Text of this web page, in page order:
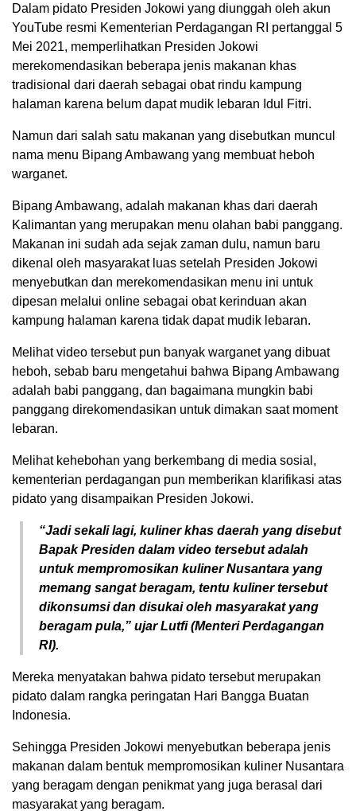
Dalam pidato Presiden Jokowi yang diunggah oleh akun
YouTube resmi Kementerian Perdagangan RI pertanggal 5
Mei 2021, memperlihatkan Presiden Jokowi
merekomendasikan beberapa jenis makanan khas
tradisional dari daerah sebagai obat rindu kampung
halaman karena belum dapat mudik lebaran Idul Fitri.
Namun dari salah satu makanan yang disebutkan muncul
nama menu Bipang Ambawang yang membuat heboh
warganet.
Bipang Ambawang, adalah makanan khas dari daerah
Kalimantan yang merupakan menu olahan babi panggang.
Makanan ini sudah ada sejak zaman dulu, namun baru
dikenal oleh masyarakat luas setelah Presiden Jokowi
menyebutkan dan merekomendasikan menu ini untuk
dipesan melalui online sebagai obat kerinduan akan
kampung halaman karena tidak dapat mudik lebaran.
Melihat video tersebut pun banyak warganet yang dibuat
heboh, sebab baru mengetahui bahwa Bipang Ambawang
adalah babi panggang, dan bagaimana mungkin babi
panggang direkomendasikan untuk dimakan saat moment
lebaran.
Melihat kehebohan yang berkembang di media sosial,
kementerian perdagangan pun memberikan klarifikasi atas
pidato yang disampaikan Presiden Jokowi.
“Jadi sekali lagi, kuliner khas daerah yang disebut
Bapak Presiden dalam video tersebut adalah
untuk mempromosikan kuliner Nusantara yang
memang sangat beragam, tentu kuliner tersebut
dikonsumsi dan disukai oleh masyarakat yang
beragam pula,” ujar Lutfi (Menteri Perdagangan
RI).
Mereka menyatakan bahwa pidato tersebut merupakan
pidato dalam rangka peringatan Hari Bangga Buatan
Indonesia.
Sehingga Presiden Jokowi menyebutkan beberapa jenis
makanan dalam bentuk mempromosikan kuliner Nusantara
yang beragam dengan penikmat yang juga berasal dari
masyarakat yang beragam.